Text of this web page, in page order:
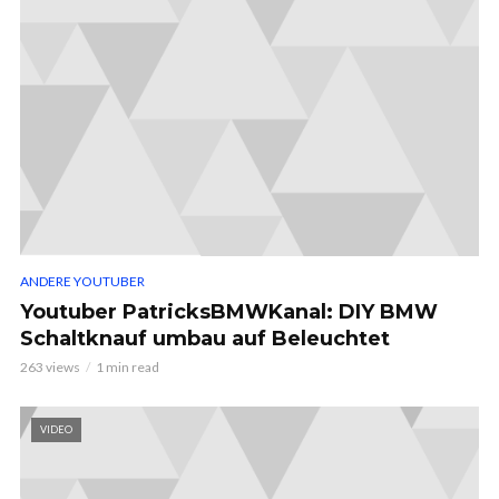
ANDERE YOUTUBER
Youtuber PatricksBMWKanal: DIY BMW
Schaltknauf umbau auf Beleuchtet
263 views 1 min read
VIDEO